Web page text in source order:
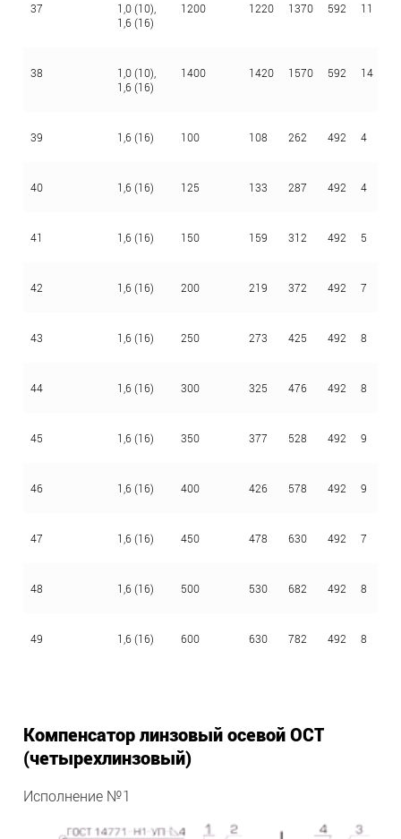
37
1,0 (10),
1,6 (16)
1200 1220 1370 592 11
38
1,0 (10),
1,6 (16)
1400 1420 1570 592 14
39 1,6 (16) 100 108 262 492 4
40 1,6 (16) 125 133 287 492 4
41 1,6 (16) 150 159 312 492 5
42 1,6 (16) 200 219 372 492 7
43 1,6 (16) 250 273 425 492 8
44 1,6 (16) 300 325 476 492 8
45 1,6 (16) 350 377 528 492 9
46 1,6 (16) 400 426 578 492 9
47 1,6 (16) 450 478 630 492 7
48 1,6 (16) 500 530 682 492 8
49 1,6 (16) 600 630 782 492 8
Компенсатор линзовый осевой ОСТ
(четырехлинзовый)
Исполнение №1